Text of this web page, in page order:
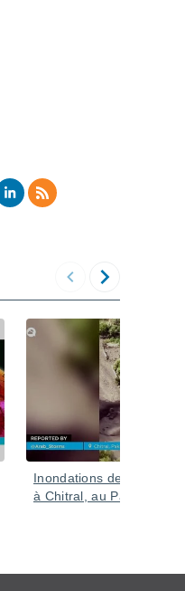
Inondations de boue
à Chitral, au Pakistan